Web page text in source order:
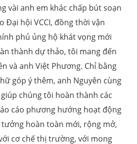
vài anh em khác chấp bút soạn
Đại hội VCCI, đồng thời vận
phủ ủng hộ khát vọng mới
thành dự thảo, tôi mang đến
và anh Việt Phương. Chỉ bằng
góp ý thêm, anh Nguyên cùng
chúng tôi hoàn thành các
cáo phương hướng hoạt động
tưởng hoàn toàn mới, rộng mở,
cơ chế thị trường, với mong